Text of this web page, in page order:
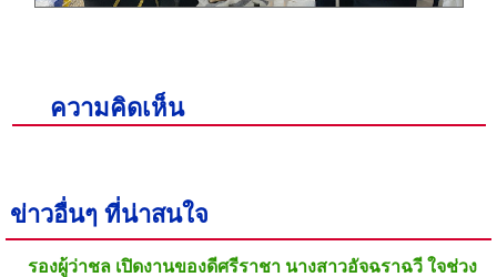
ความคิดเห็น
ข่าวอื่นๆ ที่น่าสนใจ
รองผู้ว่าชล เปิดงานของดีศรีราชา นางสาวอัจฉราฉวี ใจช่วง